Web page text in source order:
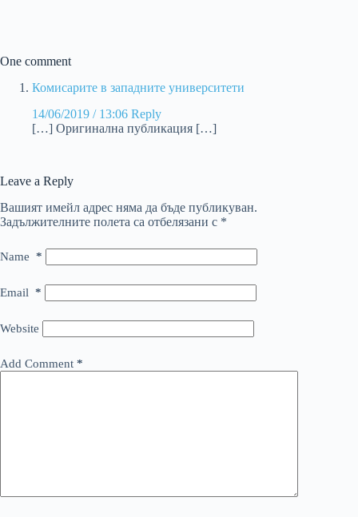
One comment
Комисарите в западните университети
14/06/2019 / 13:06 Reply
[…] Оригинална публикация […]
Leave a Reply
Вашият имейл адрес няма да бъде публикуван.
Задължителните полета са отбелязани с *
Name *
Email *
Website
Add Comment *